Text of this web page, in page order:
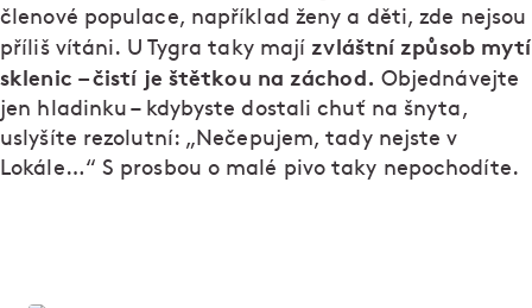
členové populace, například ženy a děti, zde nejsou
příliš vítáni. U Tygra taky mají zvláštní způsob mytí
sklenic – čistí je štětkou na záchod. Objednávejte
jen hladinku – kdybyste dostali chuť na šnyta,
uslyšíte rezolutní: „Nečepujem, tady nejste v
Lokále…“ S prosbou o malé pivo taky nepochodíte.